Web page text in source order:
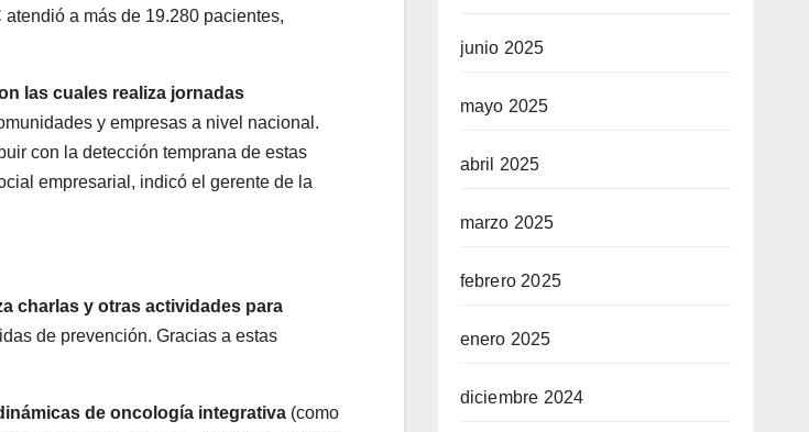
a más de 19.280 pacientes,
las cuales realiza jornadas
y empresas a nivel nacional.
con la detección temprana de estas
empresarial, indicó el gerente de la
charlas y otras actividades para
de prevención. Gracias a estas
de oncología integrativa (como
junio 2025
mayo 2025
abril 2025
marzo 2025
febrero 2025
enero 2025
diciembre 2024